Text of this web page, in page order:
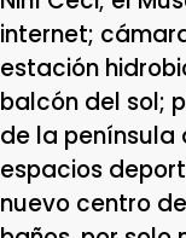
internet;
estación
balcón del sol;
de la península
espacios
nuevo centro